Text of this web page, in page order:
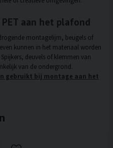
aan het plafond
montagelijm, beugels of
kunnen in het materiaal worden
deuvels of klemmen van
van de ondergrond.
gebruikt bij montage aan het